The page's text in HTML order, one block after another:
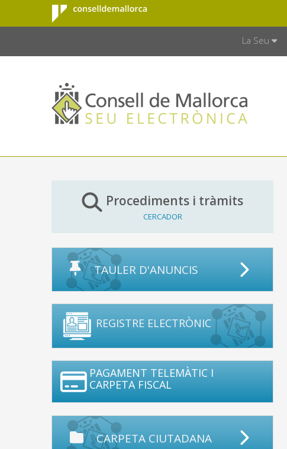
Salta al contingut principal
Consell de
Mallorca
La Seu
Procediments i tràmits
CERCADOR
TAULER D'ANUNCIS
REGISTRE ELECTRÒNIC
PAGAMENT TELEMÀTIC I
CARPETA FISCAL
CARPETA CIUTADANA